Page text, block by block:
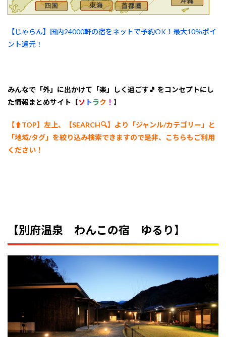
【じゃらん】国内24000軒の宿をネットで予約OK！最大10％ポイ
ント還元！
みんなで「外」に出かけて「楽」しく過ごす🎵 をコンセプトにし
た情報まとめサイト【ソ トラク ！ 】
【⬆︎TOP】左上、【SEARCH🔍】より「ジャンル/カテゴリー 」と
「地域/タグ」を絞り込み検索できますので是非、こちらもご利用
ください！
【別府温泉 わんこの宿 ゆるり】